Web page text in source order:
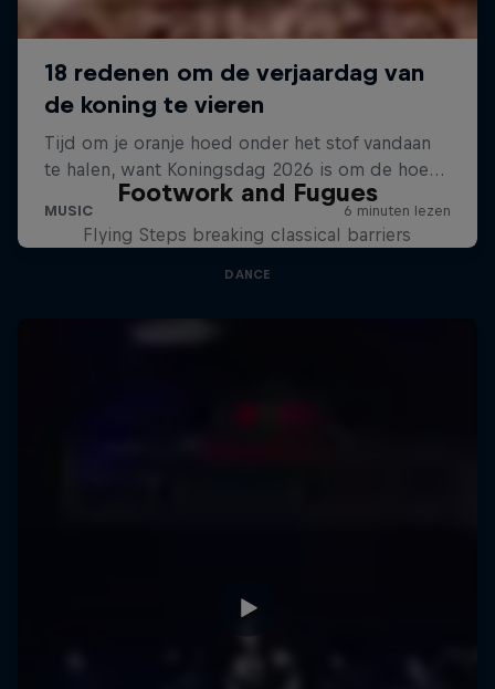
Footwork and Fugues
Flying Steps breaking classical barriers
DANCE